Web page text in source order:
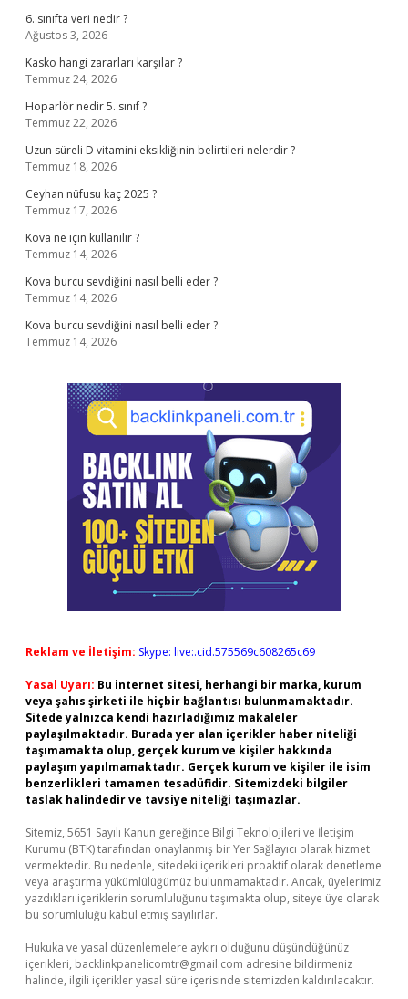
6. sınıfta veri nedir ?
Ağustos 3, 2026
Kasko hangi zararları karşılar ?
Temmuz 24, 2026
Hoparlör nedir 5. sınıf ?
Temmuz 22, 2026
Uzun süreli D vitamini eksikliğinin belirtileri nelerdir ?
Temmuz 18, 2026
Ceyhan nüfusu kaç 2025 ?
Temmuz 17, 2026
Kova ne için kullanılır ?
Temmuz 14, 2026
Kova burcu sevdiğini nasıl belli eder ?
Temmuz 14, 2026
Kova burcu sevdiğini nasıl belli eder ?
Temmuz 14, 2026
Reklam ve İletişim: Skype: live:.cid.575569c608265c69
Yasal Uyarı: Bu internet sitesi, herhangi bir marka, kurum
veya şahıs şirketi ile hiçbir bağlantısı bulunmamaktadır.
Sitede yalnızca kendi hazırladığımız makaleler
paylaşılmaktadır. Burada yer alan içerikler haber niteliği
taşımamakta olup, gerçek kurum ve kişiler hakkında
paylaşım yapılmamaktadır. Gerçek kurum ve kişiler ile isim
benzerlikleri tamamen tesadüfidir. Sitemizdeki bilgiler
taslak halindedir ve tavsiye niteliği taşımazlar.
Sitemiz, 5651 Sayılı Kanun gereğince Bilgi Teknolojileri ve İletişim
Kurumu (BTK) tarafından onaylanmış bir Yer Sağlayıcı olarak hizmet
vermektedir. Bu nedenle, sitedeki içerikleri proaktif olarak denetleme
veya araştırma yükümlülüğümüz bulunmamaktadır. Ancak, üyelerimiz
yazdıkları içeriklerin sorumluluğunu taşımakta olup, siteye üye olarak
bu sorumluluğu kabul etmiş sayılırlar.
Hukuka ve yasal düzenlemelere aykırı olduğunu düşündüğünüz
içerikleri, backlinkpanelicomtr@gmail.com adresine bildirmeniz
halinde, ilgili içerikler yasal süre içerisinde sitemizden kaldırılacaktır.